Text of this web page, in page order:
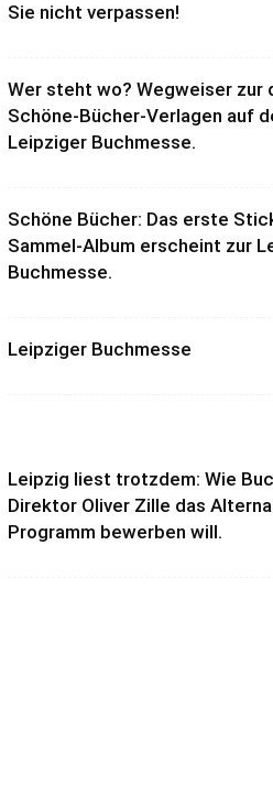
Sie nicht verpassen!
Wer steht wo? Wegweiser zur
Schöne-Bücher-Verlagen auf
Leipziger Buchmesse.
Schöne Bücher: Das erste
Sammel-Album erscheint zur
Buchmesse.
Leipziger Buchmesse
Leipzig liest trotzdem: Wie
Direktor Oliver Zille das
Programm bewerben will.